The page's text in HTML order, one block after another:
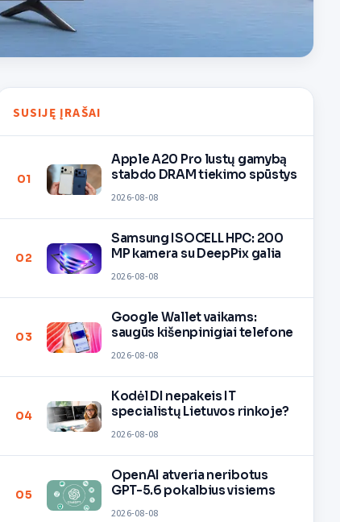
SUSIJĘ ĮRAŠAI
01
Apple A20 Pro lustų gamybą
stabdo DRAM tiekimo spūstys
2026-08-08
02
Samsung ISOCELL HPC: 200
MP kamera su DeepPix galia
2026-08-08
03
Google Wallet vaikams:
saugūs kišenpinigiai telefone
2026-08-08
04
Kodėl DI nepakeis IT
specialistų Lietuvos rinkoje?
2026-08-08
05
OpenAI atveria neribotus
GPT-5.6 pokalbius visiems
2026-08-08